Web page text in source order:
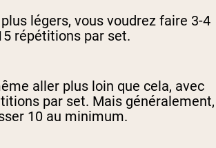
légers, vous voudrez faire 3-4
répétitions par set.
aller plus loin que cela, avec
par set. Mais généralement,
10 au minimum.